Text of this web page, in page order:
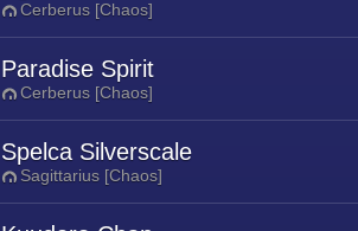
Cerberus [Chaos]
Paradise Spirit
Cerberus [Chaos]
Spelca Silverscale
Sagittarius [Chaos]